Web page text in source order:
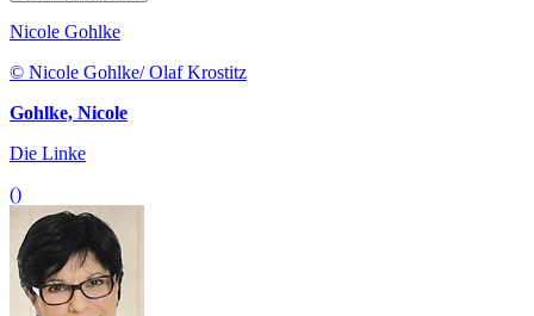
Nicole Gohlke
© Nicole Gohlke/ Olaf Krostitz
Gohlke, Nicole
Die Linke
()